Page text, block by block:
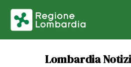
Lombardia